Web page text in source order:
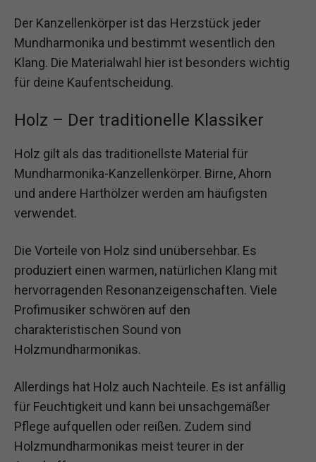
Der Kanzellenkörper ist das Herzstück jeder
Mundharmonika und bestimmt wesentlich den
Klang. Die Materialwahl hier ist besonders wichtig
für deine Kaufentscheidung.
Holz – Der traditionelle Klassiker
Holz gilt als das traditionellste Material für
Mundharmonika-Kanzellenkörper. Birne, Ahorn
und andere Harthölzer werden am häufigsten
verwendet.
Die Vorteile von Holz sind unübersehbar. Es
produziert einen warmen, natürlichen Klang mit
hervorragenden Resonanzeigenschaften. Viele
Profimusiker schwören auf den
charakteristischen Sound von
Holzmundharmonikas.
Allerdings hat Holz auch Nachteile. Es ist anfällig
für Feuchtigkeit und kann bei unsachgemäßer
Pflege aufquellen oder reißen. Zudem sind
Holzmundharmonikas meist teurer in der